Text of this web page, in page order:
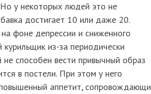
у некоторых людей это не
достигает 10 или даже 20.
фоне депрессии и сниженного
из-за периодически
способен вести привычный образ
в постели. При этом у него
аппетит,